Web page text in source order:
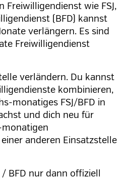
Freiwilligendienst wie FSJ,
(BFD) kannst
verlängern. Es sind
Freiwilligendienst
verländern. Du kannst
kombinieren,
monatiges FSJ/BFD in
und dich neu für
anderen Einsatzstelle
BFD nur dann offiziell